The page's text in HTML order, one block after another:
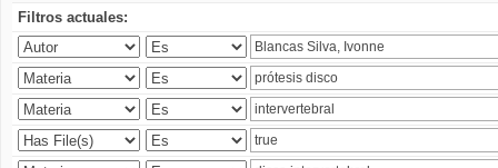
Filtros actuales: